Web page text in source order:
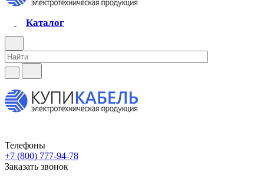
Каталог
Телефоны
+7 (800) 777-94-78
Заказать звонок